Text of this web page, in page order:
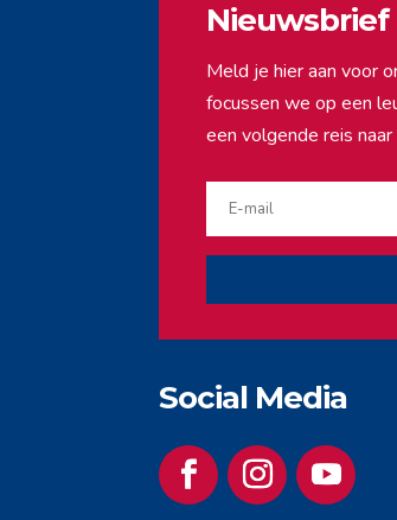
Nieuwsbrief
Meld je hier aan voor
focussen we op een
een volgende reis
Social Media